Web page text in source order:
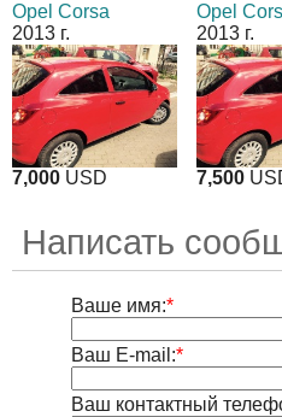
Opel Corsa
2013 г.
7,000 USD
Opel
2013 г.
7,500
Написать
Ваше имя:*
Ваш E-mail:*
Ваш контактный